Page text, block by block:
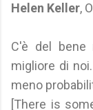
Helen Keller,
C'è del bene
migliore di
meno
[There is